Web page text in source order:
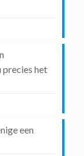
precies het
een